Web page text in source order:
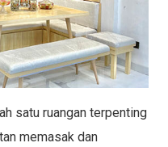
satu ruangan terpenting
memasak dan